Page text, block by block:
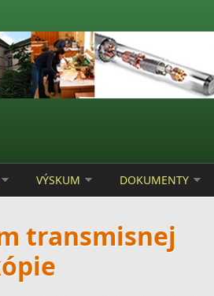
VÝSKUM DOKUMENTY
transmisnej